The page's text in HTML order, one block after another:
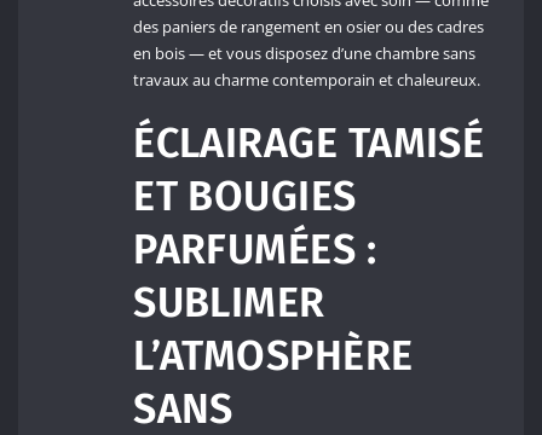
des paniers de rangement en osier ou des cadres
en bois — et vous disposez d’une chambre sans
travaux au charme contemporain et chaleureux.
ÉCLAIRAGE TAMISÉ
ET BOUGIES
PARFUMÉES :
SUBLIMER
L’ATMOSPHÈRE
SANS